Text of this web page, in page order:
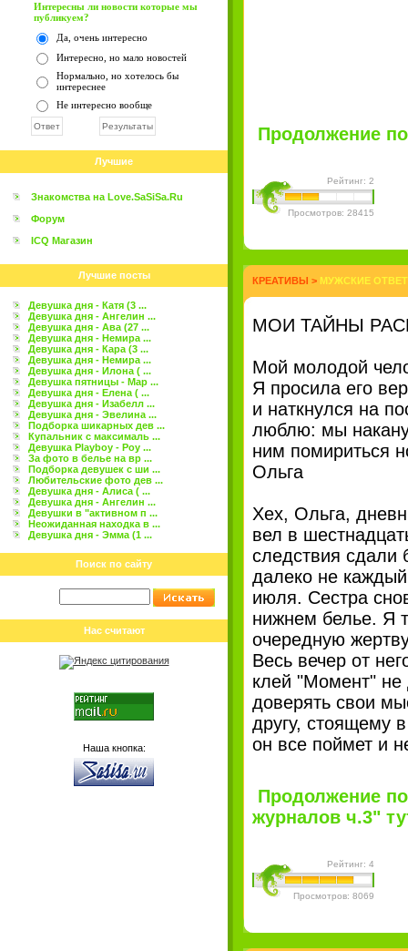
Интересны ли новости которые мы
публикуем?
Да, очень интересно
Интересно, но мало новостей
Нормально, но хотелось бы
интереснее
Не интересно вообще
Лучшие
Знакомства на Love.SaSiSa.Ru
Форум
ICQ Магазин
Лучшие посты
Девушка дня - Катя (3 ...
Девушка дня - Ангелин ...
Девушка дня - Ава (27 ...
Девушка дня - Немира ...
Девушка дня - Кара (3 ...
Девушка дня - Немира ...
Девушка дня - Илона ( ...
Девушка пятницы - Мар ...
Девушка дня - Елена ( ...
Девушка дня - Изабелл ...
Девушка дня - Эвелина ...
Подборка шикарных дев ...
Купальник с максималь ...
Девушка Playboy - Роу ...
За фото в белье на вр ...
Подборка девушек с ши ...
Любительские фото дев ...
Девушка дня - Алиса ( ...
Девушка дня - Ангелин ...
Девушки в "активном п ...
Неожиданная находка в ...
Девушка дня - Эмма (1 ...
Поиск по сайту
Нас считают
Наша кнопка:
Продолжение
Рейтинг: 2
Просмотров: 28415
КРЕАТИВЫ > МУЖСКИЕ
МОИ ТАЙНЫ
Мой молодой
Я просила его
и наткнулся на
люблю: мы
ним помириться
Ольга
Хех, Ольга,
вел в
следствия сдали
далеко не
июля. Сестра
нижнем белье. Я
очередную
Весь вечер от
клей "Момент" не
доверять свои
другу, стоящему
он все поймет и
Продолжение
журналов ч.3"
Рейтинг: 4
Просмотров: 8069